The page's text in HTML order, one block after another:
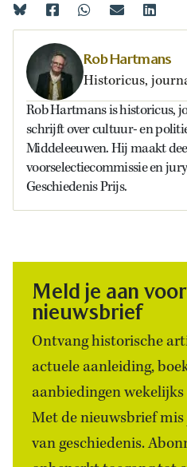
Rob Hartmans
Historicus,
Rob Hartmans is historicus,
schrijft over cultuur- en
Middeleeuwen. Hij maakt
voorselectiecommissie en
Geschiedenis Prijs.
Meld je aan
nieuwsbrief
Ontvang historische
actuele aanleiding,
aanbiedingen
Met de nieuwsbrief
van geschiedenis.